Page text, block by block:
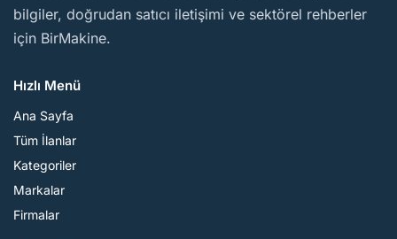
bilgiler, doğrudan satıcı iletişimi ve sektörel rehberler
için BirMakine.
Hızlı Menü
Ana Sayfa
Tüm İlanlar
Kategoriler
Markalar
Firmalar